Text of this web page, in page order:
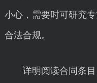
小心，需要时可研究
合法合规。
详明阅读合同条目